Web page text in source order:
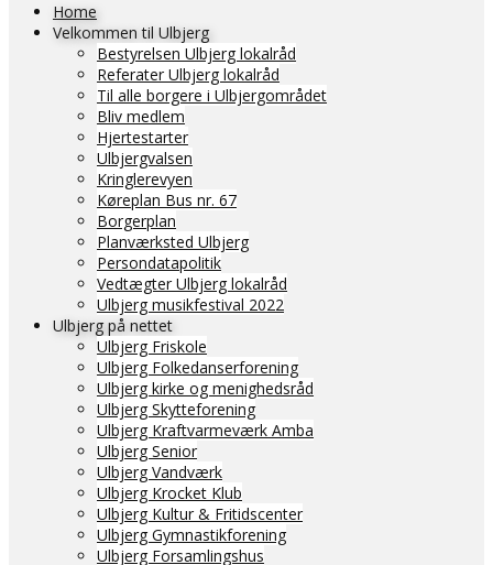
Home
Velkommen til Ulbjerg
Bestyrelsen Ulbjerg lokalråd
Referater Ulbjerg lokalråd
Til alle borgere i Ulbjergområdet
Bliv medlem
Hjertestarter
Ulbjergvalsen
Kringlerevyen
Køreplan Bus nr. 67
Borgerplan
Planværksted Ulbjerg
Persondatapolitik
Vedtægter Ulbjerg lokalråd
Ulbjerg musikfestival 2022
Ulbjerg på nettet
Ulbjerg Friskole
Ulbjerg Folkedanserforening
Ulbjerg kirke og menighedsråd
Ulbjerg Skytteforening
Ulbjerg Kraftvarmeværk Amba
Ulbjerg Senior
Ulbjerg Vandværk
Ulbjerg Krocket Klub
Ulbjerg Kultur & Fritidscenter
Ulbjerg Gymnastikforening
Ulbjerg Forsamlingshus